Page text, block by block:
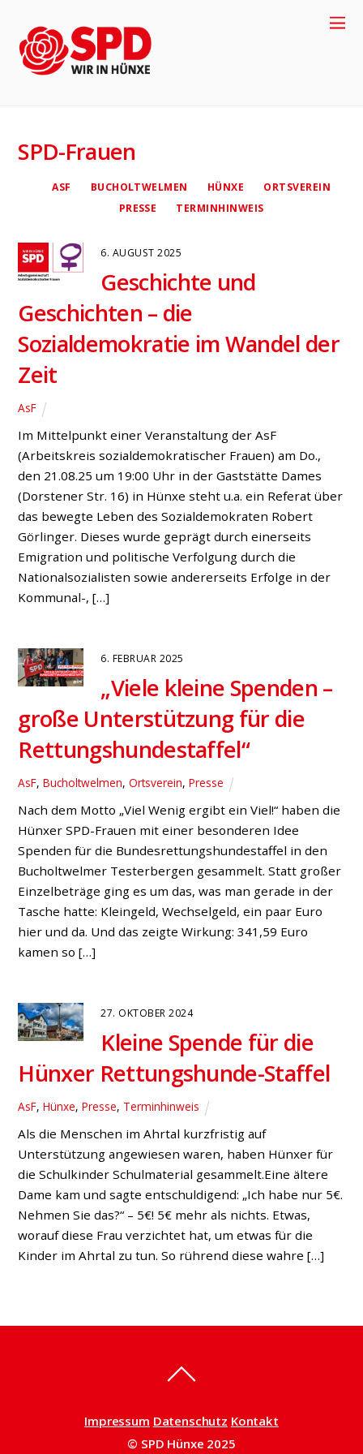
SPD-Frauen
ASF BUCHOLTWELMEN HÜNXE
ORTSVEREIN
PRESSE
TERMINHINWEIS
6. AUGUST 2025
Geschichte und
Geschichten – die
Sozialdemokratie im Wandel der
Zeit
AsF
Im Mittelpunkt einer Veranstaltung der AsF
(Arbeitskreis sozialdemokratischer Frauen) am Do.,
den 21.08.25 um 19:00 Uhr in der Gaststätte Dames
(Dorstener Str. 16) in Hünxe steht u.a. ein Referat über
das bewegte Leben des Sozialdemokraten Robert
Görlinger. Dieses wurde geprägt durch einerseits
Emigration und politische Verfolgung durch die
Nationalsozialisten sowie andererseits Erfolge in der
Kommunal-, […]
6. FEBRUAR 2025
„Viele kleine Spenden –
große Unterstützung für die
Rettungshundestaffel“
AsF,Bucholtwelmen,Ortsverein,Presse
Nach dem Motto „Viel Wenig ergibt ein Viel!“ haben die
Hünxer SPD-Frauen mit einer besonderen Idee
Spenden für die Bundesrettungshundestaffel in den
Bucholtwelmer Testerbergen gesammelt. Statt großer
Einzelbeträge ging es um das, was man gerade in der
Tasche hatte: Kleingeld, Wechselgeld, ein paar Euro
hier und da. Und das zeigte Wirkung: 341,59 Euro
kamen so […]
27. OKTOBER 2024
Kleine Spende für die
Hünxer Rettungshunde-Staffel
AsF,Hünxe,Presse, Terminhinweis
Als die Menschen im Ahrtal kurzfristig auf
Unterstützung angewiesen waren, haben Hünxer für
die Schulkinder Schulmaterial gesammelt.Eine ältere
Dame kam und sagte entschuldigend: „Ich habe nur 5€.
Nehmen Sie das?“ – 5€! 5€ mehr als nichts. Etwas,
worauf diese Frau verzichtet hat, um etwas für die
Kinder im Ahrtal zu tun. So rührend diese wahre […]
Impressum Datenschutz Kontakt
© SPD Hünxe 2025